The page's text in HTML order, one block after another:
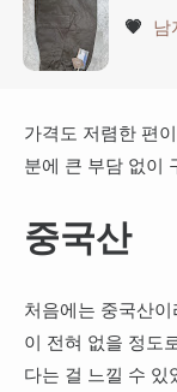
💗 남
가격도 저렴한 편
분에 큰 부담 없이
중국산
처음에는 중국산
이 전혀 없을 정도
다는 걸 느낄 수 있